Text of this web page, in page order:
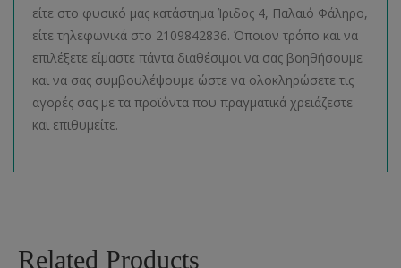
είτε στο φυσικό μας κατάστημα Ίριδος 4, Παλαιό Φάληρο,
είτε τηλεφωνικά στο 2109842836. Όποιον τρόπο και να
επιλέξετε είμαστε πάντα διαθέσιμοι να σας βοηθήσουμε
και να σας συμβουλέψουμε ώστε να ολοκληρώσετε τις
αγορές σας με τα προϊόντα που πραγματικά χρειάζεστε
και επιθυμείτε.
Related Products